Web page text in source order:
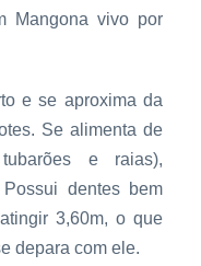
Mangona vivo por
e se aproxima da
Se alimenta de
e raias),
dentes bem
3,60m, o que
depara com ele.